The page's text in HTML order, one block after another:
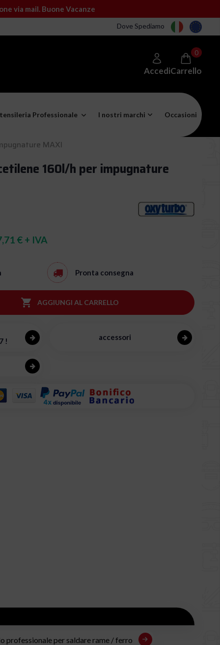
via mail. Buone Vacanze
Dove Spediamo
AccediCarrello
0
Professionale I nostri marchi Occasioni
MAXI
160l/h per impugnature
€ + IVA
Pronta consegna
 AGGIUNGI AL CARRELLO
! accessori
professionale per saldare rame / ferro